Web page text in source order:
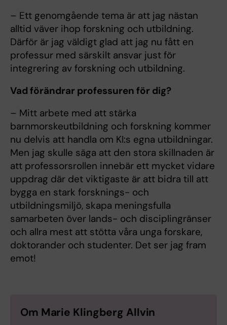
– Ett genomgående tema är att jag nästan
alltid väver ihop forskning och utbildning.
Därför är jag väldigt glad att jag nu fått en
professur med särskilt ansvar just för
integrering av forskning och utbildning.
Vad förändrar professuren för dig?
– Mitt arbete med att stärka
barnmorskeutbildning och forskning kommer
nu delvis att handla om KI:s egna utbildningar.
Men jag skulle säga att den stora skillnaden är
att professorsrollen innebär ett mycket vidare
uppdrag där det viktigaste är att bidra till att
bygga en stark forsknings- och
utbildningsmiljö, skapa meningsfulla
samarbeten över lands- och disciplingränser
och allra mest att stötta våra unga forskare,
doktorander och studenter. Det ser jag fram
emot!
Om Marie Klingberg Allvin